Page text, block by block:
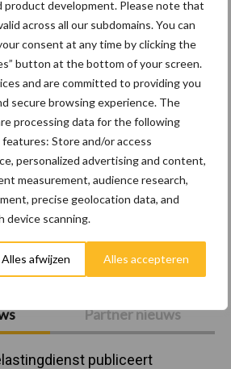
product development. Please note that
across all our subdomains. You can
consent at any time by clicking the
button at the bottom of your screen.
and are committed to providing you
secure browsing experience. The
processing data for the following
Store and/or access
personalized advertising and content,
measurement, audience research,
precise geolocation data, and
device scanning.
Alles afwijzen Alles accepteren
Partner nieuws
publiceert
Diergezondheid
Stikstof